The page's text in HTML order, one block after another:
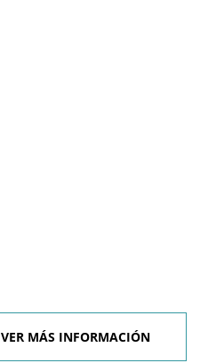
VER MÁS INFORMACIÓN